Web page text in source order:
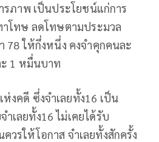
รภาพ เป็นประโยชน์แก่การ
โทษ ลดโทษตามประมวล
78 ให้กึ่งหนึ่ง คงจำคุกคนละ
1 หมื่นบาท
งคดี ซึ่งจำเลยทั้ง16 เป็น
เลยทั้ง16 ไม่เคยได้รับ
วรให้โอกาส จำเลยทั้งสักครั้ง